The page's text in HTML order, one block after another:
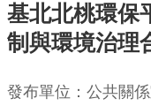
關
於
們
基北北桃環保
制與環境治理
發布單位：公共關